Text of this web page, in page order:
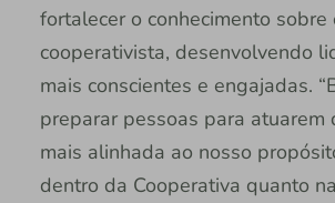
fortalecer o conhecimento sobre
cooperativista, desenvolvendo
mais conscientes e engajadas.
preparar pessoas para atuarem
mais alinhada ao nosso
dentro da Cooperativa quanto